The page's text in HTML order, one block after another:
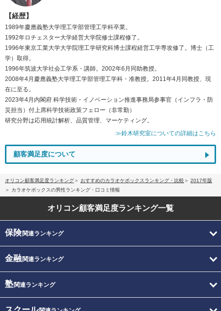
【経歴】
1989年慶應義塾大学理工学部管理工学科卒業。
1992年ロチェスター大学経営大学院修士課程修了。
1996年東京工業大学大学院理工学研究科博士課程経営工学専攻修了。博士（工
学）取得。
1996年筑波大学社会工学系・講師。2002年6月同助教授。
2008年4月慶應義塾大学理工学部管理工学科・准教授。2011年4月同教授、現
在に至る。
2023年4月内閣府 科学技術・イノベーション推進事務局参事官（インフラ・防
災担当）付上席科学技術政策フェロー（非常勤）
研究分野は応用統計解析、品質管理、マーケティング。
≫鈴木研究室についての詳細はこちら
顧客満足度について
オリコン顧客満足度ランキング おすすめのカラオケボックスランキング・比較
2017年版
カラオケボックスの男性ランキング・口コミ情報
オリコン顧客満足度ランキング一覧
保険関連ランキング
金融関連ランキング
塾関連ランキング